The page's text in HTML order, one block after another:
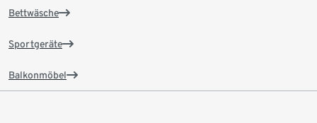
Bettwäsche
Sportgeräte
Balkonmöbel